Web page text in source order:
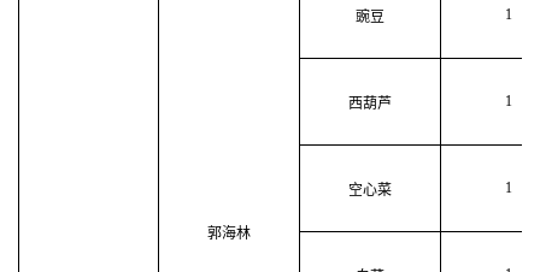
郭海林
豌豆 1
西葫芦 1
空心菜 1